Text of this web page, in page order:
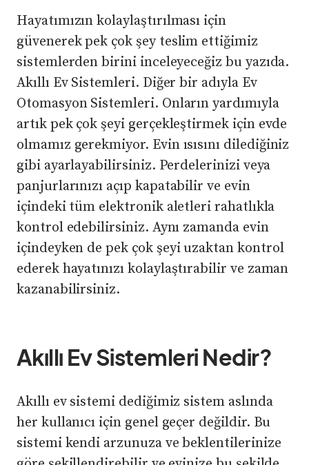
Hayatımızın kolaylaştırılması için
güvenerek pek çok şey teslim ettiğimiz
sistemlerden birini inceleyeceğiz bu yazıda.
Akıllı Ev Sistemleri. Diğer bir adıyla Ev
Otomasyon Sistemleri. Onların yardımıyla
artık pek çok şeyi gerçekleştirmek için evde
olmamız gerekmiyor. Evin ısısını dilediğiniz
gibi ayarlayabilirsiniz. Perdelerinizi veya
panjurlarınızı açıp kapatabilir ve evin
içindeki tüm elektronik aletleri rahatlıkla
kontrol edebilirsiniz. Aynı zamanda evin
içindeyken de pek çok şeyi uzaktan kontrol
ederek hayatınızı kolaylaştırabilir ve zaman
kazanabilirsiniz.
Akıllı Ev Sistemleri Nedir?
Akıllı ev sistemi dediğimiz sistem aslında
her kullanıcı için genel geçer değildir. Bu
sistemi kendi arzunuza ve beklentilerinize